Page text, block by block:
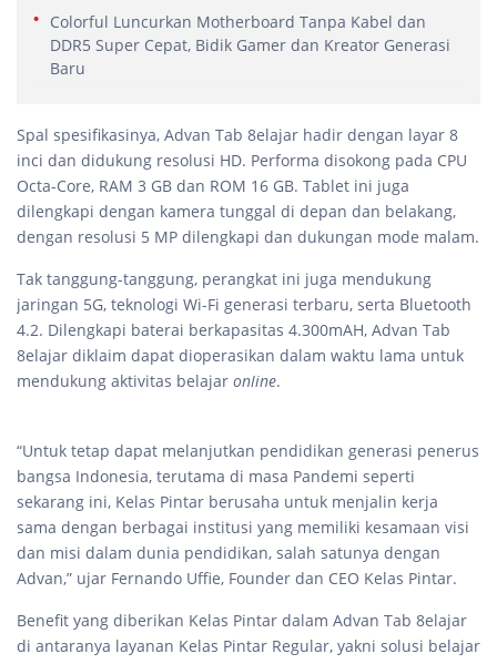
Colorful Luncurkan Motherboard Tanpa Kabel dan
DDR5 Super Cepat, Bidik Gamer dan Kreator Generasi
Baru
Spal spesifikasinya, Advan Tab 8elajar hadir dengan layar 8
inci dan didukung resolusi HD. Performa disokong pada CPU
Octa-Core, RAM 3 GB dan ROM 16 GB. Tablet ini juga
dilengkapi dengan kamera tunggal di depan dan belakang,
dengan resolusi 5 MP dilengkapi dan dukungan mode malam.
Tak tanggung-tanggung, perangkat ini juga mendukung
jaringan 5G, teknologi Wi-Fi generasi terbaru, serta Bluetooth
4.2. Dilengkapi baterai berkapasitas 4.300mAH, Advan Tab
8elajar diklaim dapat dioperasikan dalam waktu lama untuk
mendukung aktivitas belajar online.
“Untuk tetap dapat melanjutkan pendidikan generasi penerus
bangsa Indonesia, terutama di masa Pandemi seperti
sekarang ini, Kelas Pintar berusaha untuk menjalin kerja
sama dengan berbagai institusi yang memiliki kesamaan visi
dan misi dalam dunia pendidikan, salah satunya dengan
Advan,” ujar Fernando Uffie, Founder dan CEO Kelas Pintar.
Benefit yang diberikan Kelas Pintar dalam Advan Tab 8elajar
di antaranya layanan Kelas Pintar Regular, yakni solusi belajar